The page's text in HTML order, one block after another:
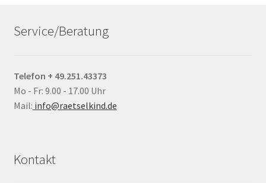
Service/Beratung
Telefon + 49.251.43373
Mo - Fr: 9.00 - 17.00 Uhr
Mail: info@raetselkind.de
Kontakt